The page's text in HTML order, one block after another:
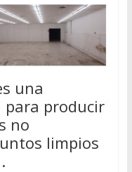
una
para producir
no
limpios